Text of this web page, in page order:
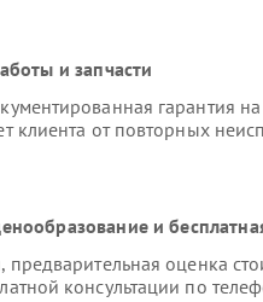
и запчасти
гарантия
клиента от повторных
и
оценка
консультации по